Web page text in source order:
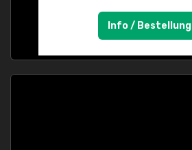
Info / Bestellung